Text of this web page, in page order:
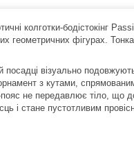
колготки-бодістокінг
геометричних фігурах.
посадці візуально
з кутами,
не передавлює тіло, що
і стане пустотливим